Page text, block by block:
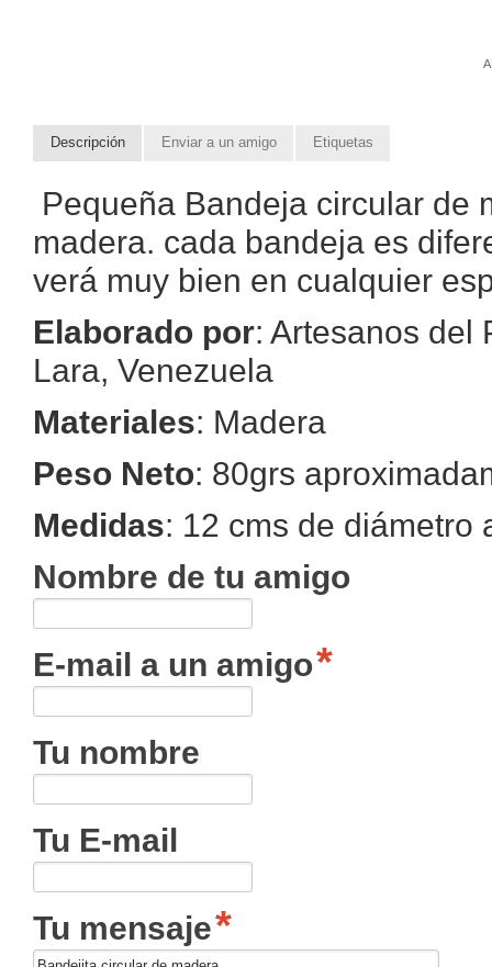
Descripción Enviar a un amigo Etiquetas
Pequeña Bandeja circular de
madera. cada bandeja es
verá muy bien en cualquier
Elaborado por: Artesanos del
Lara, Venezuela
Materiales: Madera
Peso Neto: 80grs
Medidas: 12 cms de diámetro
Nombre de tu amigo
E-mail a un amigo
Tu nombre
Tu E-mail
Tu mensaje